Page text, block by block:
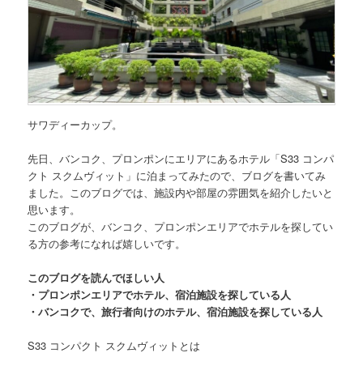
サワディーカップ。
先日、バンコク、プロンポンにエリアにあるホテル 「S33 コンパ
クト スクムヴィット」 に泊まってみたので、ブログを書いてみ
ました。このブログでは、施設内や部屋の雰囲気を紹介したいと
思います。
このブログが、バンコク、プロンポンエリアでホテルを探してい
る方の参考になれば嬉しいです。
このブログを読んでほしい人
・プロンポンエリアでホテル、宿泊施設を探している人
・バンコクで、旅行者向けのホテル、宿泊施設を探している人
S33 コンパクト スクムヴィット とは